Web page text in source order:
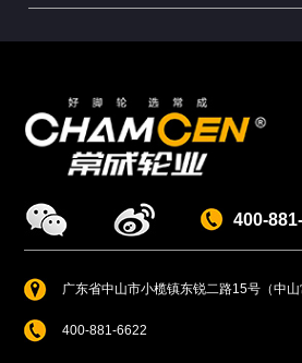
400-
广东省中山市小榄镇东锐二路15号（中山
400-881-6622